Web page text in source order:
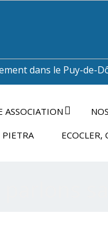
dans le Puy-de-
ASSOCIATION
PIETRA
ECOCLER,